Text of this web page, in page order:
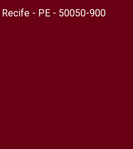
Recife - PE - 50050-900